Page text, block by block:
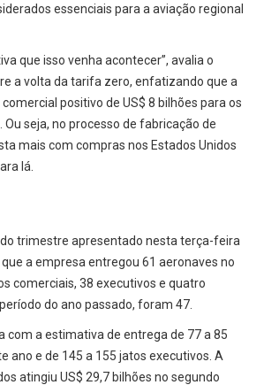
essenciais para a aviação regional
que isso venha acontecer”, avalia o
a volta da tarifa zero, enfatizando que a
positivo de US$ 8 bilhões para os
seja, no processo de fabricação de
mais com compras nos Estados Unidos
lá.
trimestre apresentado nesta terça-feira
a empresa entregou 61 aeronaves no
comerciais, 38 executivos e quatro
do ano passado, foram 47.
com a estimativa de entrega de 77 a 85
ano e de 145 a 155 jatos executivos. A
atingiu US$ 29,7 bilhões no segundo